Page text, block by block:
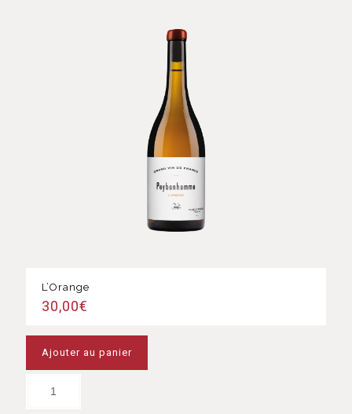
L’Orange
30,00€
Ajouter au panier